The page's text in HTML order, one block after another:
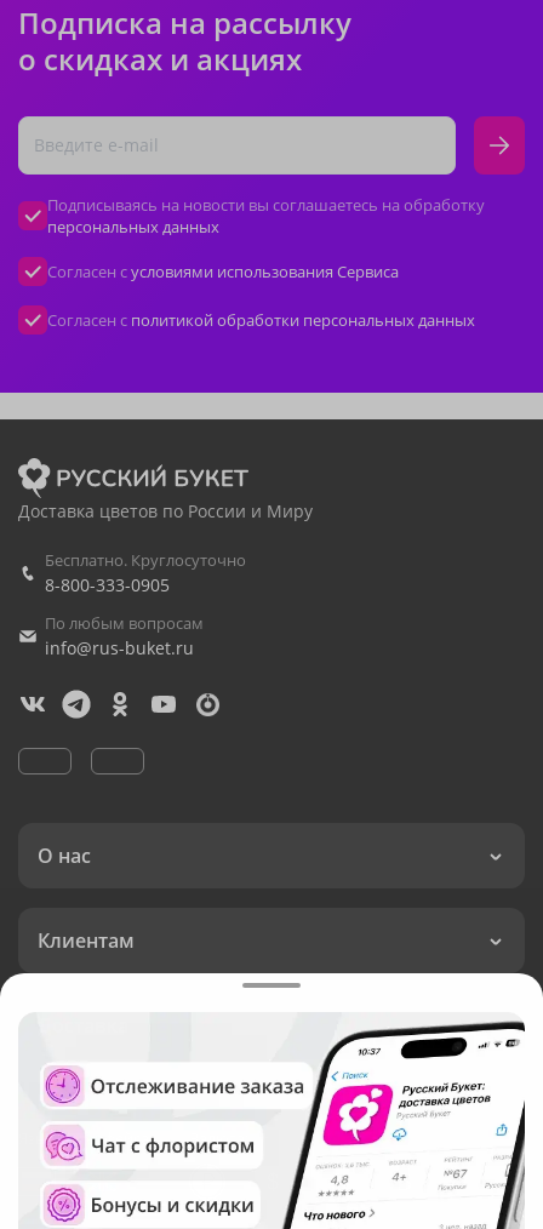
Подписка на рассылку
о скидках и акциях
Подписываясь на новости вы соглашаетесь на обработку
персональных данных
Согласен сусловиями использования Сервиса
Согласен с политикой обработки персональных данных
Доставка цветов по России и Миру
Бесплатно. Круглосуточно
8-800-333-0905
По любым вопросам
info@rus-buket.ru
О нас
Клиентам
Язык интерфейса: Валюта: